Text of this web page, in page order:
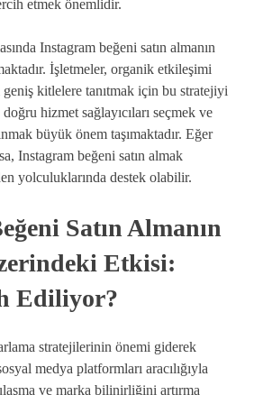
etmek önemlidir.
Instagram beğeni satın almanın
İşletmeler, organik etkileşimi
geniş kitlelere tanıtmak için bu stratejiyi
hizmet sağlayıcıları seçmek ve
büyük önem taşımaktadır. Eğer
Instagram beğeni satın almak
yolculuklarında destek olabilir.
Satın Almanın
Etkisi:
Ediliyor?
stratejilerinin önemi giderek
medya platformları aracılığıyla
ve marka bilinirliğini artırma